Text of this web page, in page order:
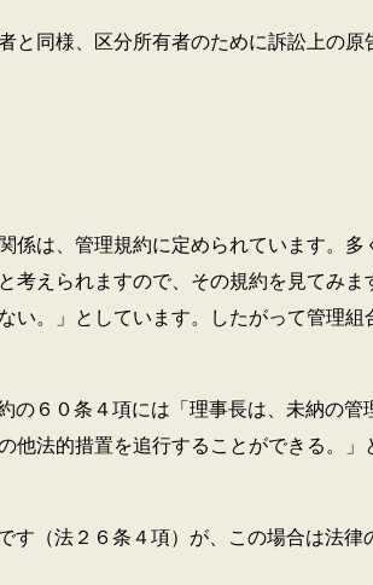
同様、区分所有者のために訴訟上の原
は、管理規約に定められています。多
考えられますので、その規約を見てみま
い。」としています。したがって管理組
の６０条４項には「理事長は、未納の管
他法的措置を追行することができる。」
す（法２６条４項）が、この場合は法律